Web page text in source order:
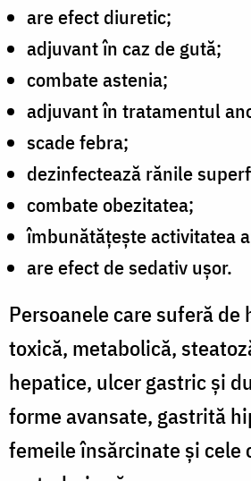
are efect diuretic;
adjuvant în caz de gută;
combate astenia;
adjuvant în tratamentul
scade febra;
dezinfectează rănile
combate obezitatea;
îmbunătățește activitatea
are efect de sedativ ușor.
Persoanele care suferă
toxică, metabolică,
hepatice, ulcer gastric și
forme avansate, gastrită
femeile însărcinate și cele